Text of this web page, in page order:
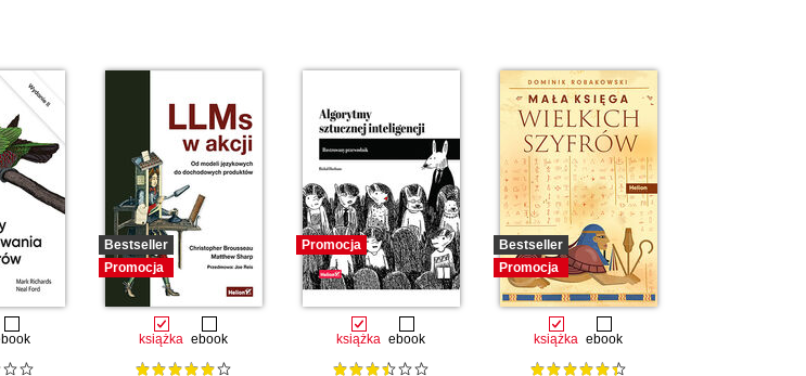
Bestseller
Promocja
książka ebook
Promocja
książka ebook
Bestseller
Promocja
książka ebook